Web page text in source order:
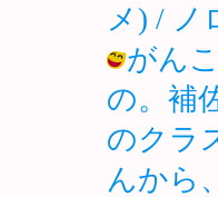
メ) / ノ
がん
の。補
のクラ
んから